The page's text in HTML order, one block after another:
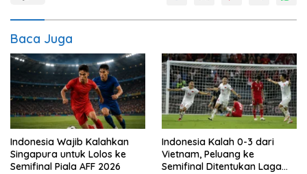
Baca Juga
Indonesia Wajib Kalahkan
Singapura untuk Lolos ke
Semifinal Piala AFF 2026
Indonesia Kalah 0-3 dari
Vietnam, Peluang ke
Semifinal Ditentukan Laga